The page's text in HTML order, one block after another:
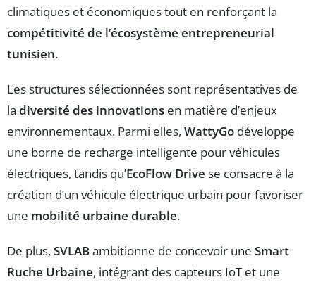
climatiques et économiques tout en renforçant la
compétitivité de l’écosystème entrepreneurial
tunisien.
Les structures sélectionnées sont représentatives de
la diversité des innovations en matière d’enjeux
environnementaux. Parmi elles, WattyGo développe
une borne de recharge intelligente pour véhicules
électriques, tandis qu’EcoFlow Drive se consacre à la
création d’un véhicule électrique urbain pour favoriser
une mobilité urbaine durable.
De plus, SVLABambitionne de concevoir une Smart
Ruche Urbaine, intégrant des capteurs IoT et une